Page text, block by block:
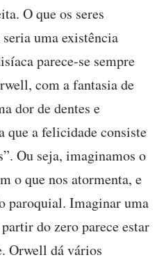
O que os seres
uma existência
parece-se sempre
com a fantasia de
dor de dentes e
que a felicidade consiste
Ou seja, imaginamos o
o que nos atormenta, e
paroquial. Imaginar uma
do zero parece estar
Orwell dá vários